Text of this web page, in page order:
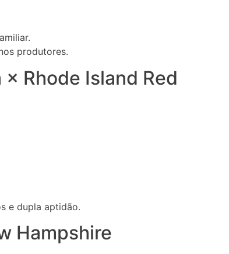
produtores.
Rhode Island Red
e dupla aptidão.
Hampshire